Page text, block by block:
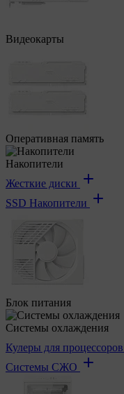
Видеокарты
Оперативная память
Накопители
Жесткие диски
SSD Накопители
Блок питания
Системы охлаждения
Кулеры для процессоров
Системы СЖО